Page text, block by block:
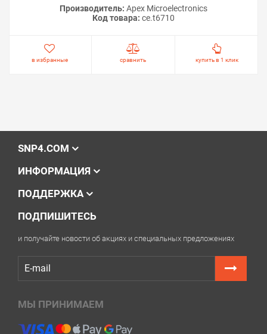
Производитель: Apex Microelectronics
Код товара: ce.t6710
в избранные сравнить купить в 1 клик
SNP4.COM
ИНФОРМАЦИЯ
ПОДДЕРЖКА
ПОДПИШИТЕСЬ
и получайте новости об акциях и специальных предложениях
МЫ ПРИНИМАЕМ